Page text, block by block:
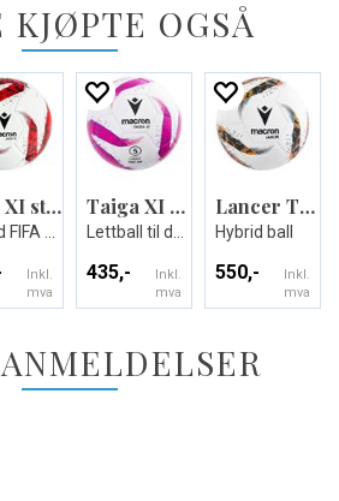
KJØPTE OGSÅ
Dew XI str 5
Inkl.
mva
Taiga XI Light
435,-
Inkl.
mva
Lancer Training Ball
Hybrid ball
550,-
Inkl.
mva